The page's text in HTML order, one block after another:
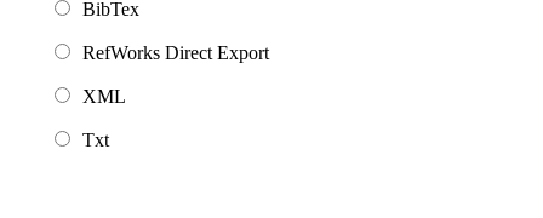
BibTex
RefWorks Direct Export
XML
Txt